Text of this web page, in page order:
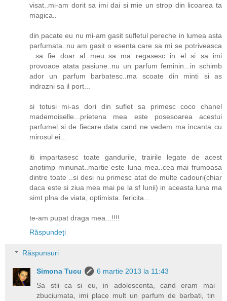
visat..mi-am dorit sa imi dai si mie un strop din licoarea ta
magica..
din pacate eu nu mi-am gasit sufletul pereche in lumea asta
parfumata..nu am gasit o esenta care sa mi se potriveasca
...sa fie doar al meu..sa ma regasesc in el si sa imi
provoace atata pasiune..nu un parfum feminin...in schimb
ador un parfum barbatesc..ma scoate din minti si as
indrazni sa il port...
si totusi mi-as dori din suflet sa primesc coco chanel
mademoiselle...prietena mea este posesoarea acestui
parfumel si de fiecare data cand ne vedem ma incanta cu
mirosul ei...
iti impartasesc toate gandurile, trairile legate de acest
anotimp minunat..martie este luna mea..cea mai frumoasa
dintre toate ..si desi nu primesc atat de multe cadouri(chiar
daca este si ziua mea mai pe la sf lunii) in aceasta luna ma
simt plna de viata, optimista..fericita...
te-am pupat draga mea...!!!!
Răspundeți
Răspunsuri
Simona Tucu
6 martie 2013 la 11:43
Sa stii ca si eu, in adolescenta, cand eram mai
zbuciumata, imi place mult un parfum de barbati, tin